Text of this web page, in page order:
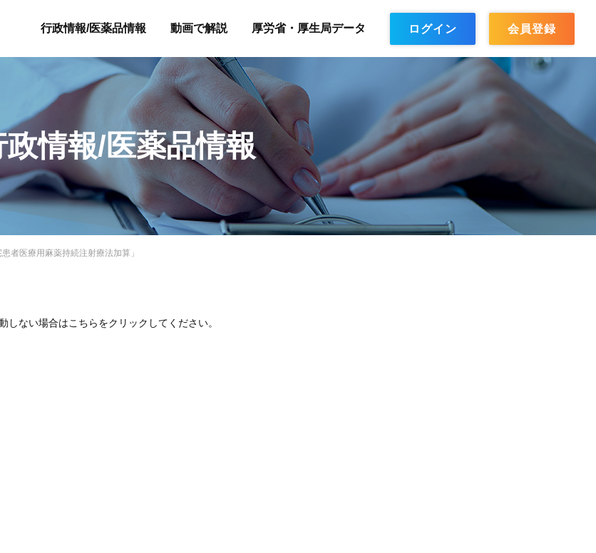
行政情報/医薬品情報 動画で解説 厚労省・厚生局データ ログイン 会員登録
政情報/医薬品情報
者医療用麻薬持続注射療法加算」
しない場合はこちらをクリックしてください。